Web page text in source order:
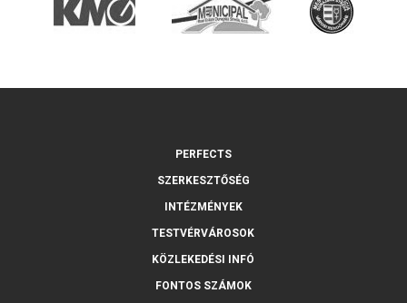
PERFECTS
SZERKESZTŐSÉG
INTÉZMÉNYEK
TESTVÉRVÁROSOK
KÖZLEKEDÉSI INFÓ
FONTOS SZÁMOK